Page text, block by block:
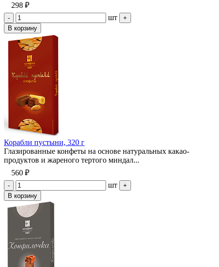
298 ₽
- шт
+
В корзину
Корабли пустыни, 320 г
Глазированные конфеты на основе натуральных какао-
продуктов и жареного тертого миндал...
560 ₽
- шт
+
В корзину